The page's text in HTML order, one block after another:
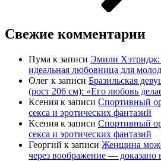
Свежие комментарии
Пума к записи Эмили
идеальная любовница для
Олег к записи Бразильская
(рост 206 см): «Его любовь
Ксения к записи Спортивный
секса и эротических фантазий
Ксения к записи Спортивный
секса и эротических фантазий
Георгий к записи Женщина
через воображение — доказано